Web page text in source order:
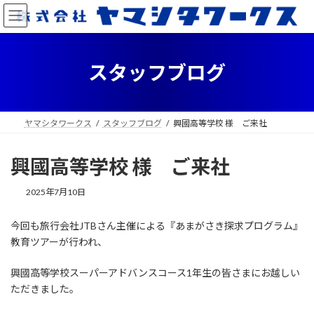
コ
ン
テ
ナ
ビ
ゲ
スタッフブログ
ヤマシタワークス スタッフブログ 興國高等学校 様 ご来社
興國高等学校 様 ご来社
2025年7月10日
今回も旅行会社JTBさん主催による『あまがさき探求プログラム』
教育ツアーが行われ、
興國高等学校スーパーアドバンスコース1年生の皆さまにお越しい
ただきました。